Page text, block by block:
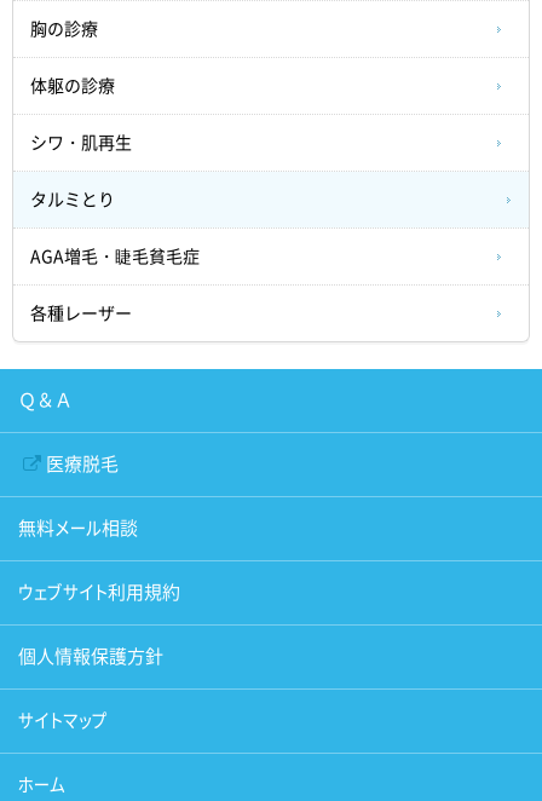
胸の診療
体躯の診療
シワ・肌再生
タルミとり
AGA増毛・睫毛貧毛症
各種レーザー
Ｑ＆Ａ
医療脱毛
無料メール相談
ウェブサイト利用規約
個人情報保護方針
サイトマップ
ホーム